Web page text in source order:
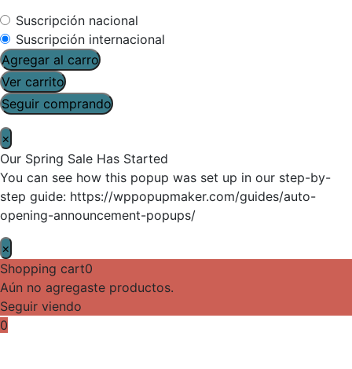
Suscripción nacional
Suscripción internacional
Agregar al carro
Ver carrito
Seguir comprando
×
Our Spring Sale Has Started
You can see how this popup was set up in our step-by-
step guide: https://wppopupmaker.com/guides/auto-
opening-announcement-popups/
×
Shopping cart0
Aún no agregaste productos.
Seguir viendo
0